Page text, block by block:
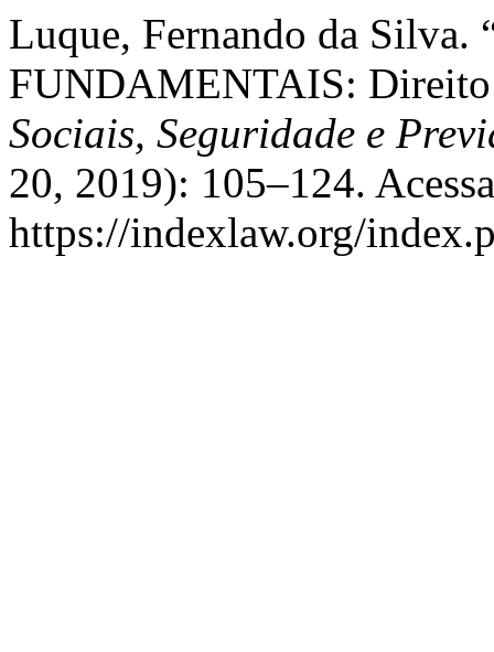
Luque, Fernando da
FUNDAMENTAIS: Direito
Sociais, Seguridade e
20, 2019): 105–124.
https://indexlaw.org/